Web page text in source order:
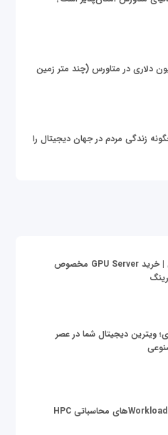
4.3 میلیون دلاری در متاورس (چند متر زمین
زندگی مردم در جهان دیجیتال را
قیمت سرور گرافیکی | خرید GPU Server مخصوص
ویترین دیجیتال شما در عصر